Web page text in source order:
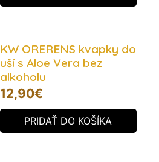
KW ORERENS kvapky do
uší s Aloe Vera bez
alkoholu
12,90€
PRIDAŤ DO KOŠÍKA